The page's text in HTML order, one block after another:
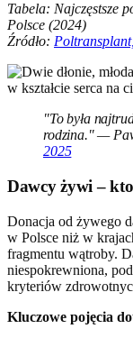
Tabela: Najczęstsze
Polsce (2024)
Źródło:
"To była
rodzina." —
2025
Dawcy żywi –
Donacja od żywego
w Polsce niż w
fragmentu wątroby.
niespokrewniona,
kryteriów
Kluczowe pojęcia